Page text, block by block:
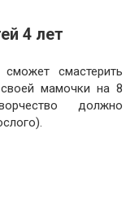
4 лет
смастерить
мамочки на 8
должно